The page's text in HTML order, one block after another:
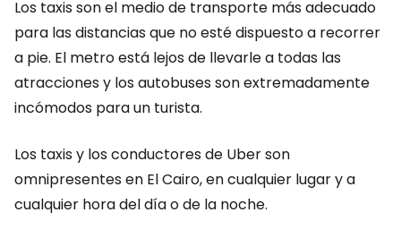
Los taxis son el medio de transporte más adecuado
para las distancias que no esté dispuesto a recorrer
a pie. El metro está lejos de llevarle a todas las
atracciones y los autobuses son extremadamente
incómodos para un turista.
Los taxis y los conductores de Uber son
omnipresentes en El Cairo, en cualquier lugar y a
cualquier hora del día o de la noche.